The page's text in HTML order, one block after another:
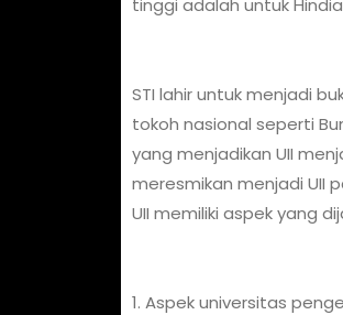
tinggi adalah untuk
STI lahir untuk menjadi
tokoh nasional seperti
yang menjadikan UII
meresmikan menjadi UII
UII memiliki aspek yang
1. Aspek universitas